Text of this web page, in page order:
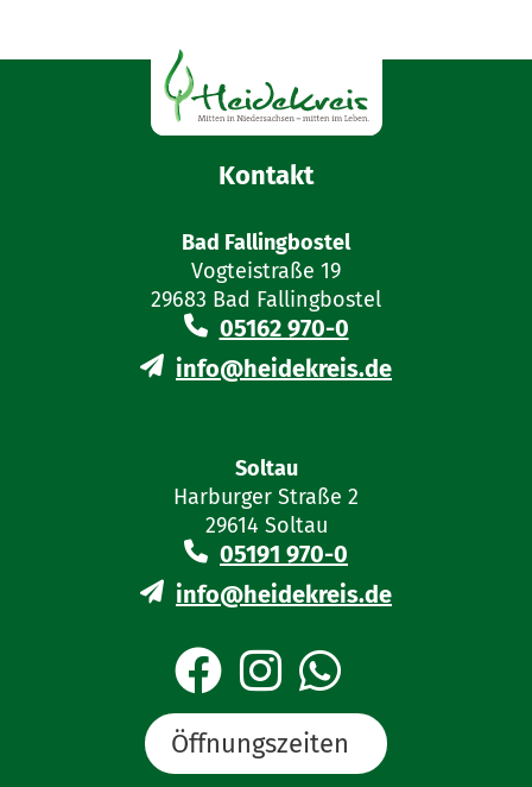
Kontakt
Bad Fallingbostel
Vogteistraße 19
29683 Bad Fallingbostel
05162 970-0
info@heidekreis.de
Soltau
Harburger Straße 2
29614 Soltau
05191 970-0
info@heidekreis.de
Öffnungszeiten